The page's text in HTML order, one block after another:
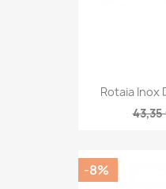
Rotaia Inox
43,35
-8%